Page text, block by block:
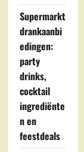
Supermarkt
drankaanbi
edingen:
party
drinks,
cocktail
ingrediënte
n en
feestdeals